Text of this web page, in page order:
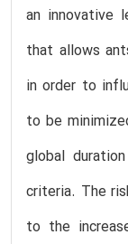
an innovative
that allows
in order to
to be
global
criteria. The
to the